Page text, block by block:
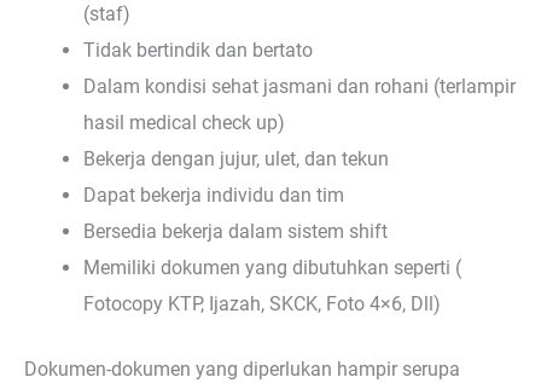
(staf)
Tidak bertindik dan bertato
Dalam kondisi sehat jasmani dan rohani (terlampir
hasil medical check up)
Bekerja dengan jujur, ulet, dan tekun
Dapat bekerja individu dan tim
Bersedia bekerja dalam sistem shift
Memiliki dokumen yang dibutuhkan seperti (
Fotocopy KTP, Ijazah, SKCK, Foto 4×6, Dll)
Dokumen-dokumen yang diperlukan hampir serupa